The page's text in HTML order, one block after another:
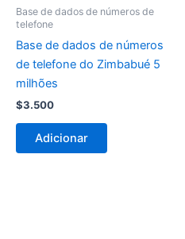
Base de dados de números de
telefone
Base de dados de números
de telefone do Zimbabué 5
milhões
$3.500
Adicionar